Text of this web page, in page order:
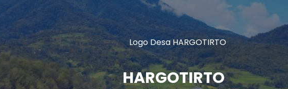
HARGOTIRTO